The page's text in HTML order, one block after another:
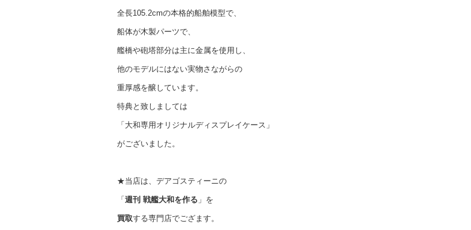
全長105.2cmの本格的船舶模型で、
船体が木製パーツで、
艦橋や砲塔部分は主に金属を使用し、
他のモデルにはない実物さながらの
重厚感を醸しています。
特典と致しましては
「大和専用オリジナルディスプレイケース」
がございました。
★当店は、デアゴスティーニの
「 週刊 戦艦大和を作る 」を
買取する専門店でござます。